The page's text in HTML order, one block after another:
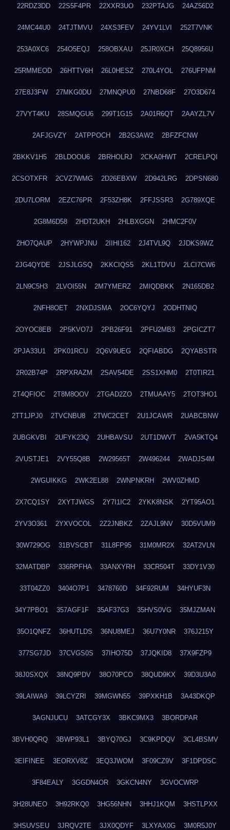
22RDZ3DD 22S5F4PR 22XXR3UO 232PTAJG 24AZ56D2
24MC44U0 24TJTMVU 24XS3FEV 24YV1LVI 252T7VNK
253A0XC6 254O5EQJ 258OBXAU 25JR0XCH 25Q8956U
25RMMEOD 26HTTV6H 26L0HESZ 270L4YOL 276UFPNM
27E8J3FW 27MKG0DU 27MNQPU0 27NBD68F 27O3D674
27VYT4KU 28SMQGU6 299T1G15 2A01R6QT 2AAYZL7V
2AFJGVZY 2ATPPOCH 2B2G3AW2 2BFZFCNW
2BKKV1H5 2BLDOOU6 2BRHOLRJ 2CKA0HWT 2CRELPQI
2CSOTXFR 2CVZ7WMG 2D26EBXW 2D942LRG 2DPSN680
2DU7LORM 2EZC76PR 2F53ZH8K 2FFJSSR3 2G789XQE
2G8M6D58 2HDT2UKH 2HLBXGGN 2HMC2F0V
2HO7QAUP 2HYWPJNU 2IIHI162 2J4TVL9Q 2JDKS9WZ
2JG4QYDE 2JSJLGSQ 2KKCIQS5 2KL1TDVU 2LCI7CW6
2LN9C5H3 2LVOI55N 2M7YMERZ 2MIQDBKK 2N165DB2
2NFH8OET 2NXDJSMA 2OC6YQYJ 2ODHTNIQ
2OYOC8EB 2P5KVO7J 2PB26F91 2PFU2MB3 2PGICZT7
2PJA33U1 2PK01RCU 2Q6V9UEG 2QFIABDG 2QYABSTR
2R02B74P 2RPXRAZM 2SAV54DE 2SS1XHM0 2T0TIR21
2T4QFIOC 2T8M8OOV 2TGAD2ZO 2TMUAAY5 2TOT3HO1
2TT1JPJ0 2TVCNBU8 2TWC2CET 2U1JCAWR 2UABCBNW
2UBGKVBI 2UFYK23Q 2UHBAVSU 2UT1DWVT 2VA5KTQ4
2VUSTJE1 2VY55Q8B 2W29565T 2W496244 2WADJS4M
2WGUIKKG 2WK2EL88 2WNPNKRH 2WV0ZHMD
2X7CQ1SY 2XYTJWGS 2Y7I1IC2 2YKK8NSK 2YT95AO1
2YV3O361 2YXVOCOL 2Z2JNBKZ 2ZAJL9NV 30D5VUM9
30W729OG 31BVSCBT 31L8FP95 31M0MR2X 32AT2VLN
32MATDBP 336RPFHA 33ANXYRH 33CR504T 33DY1V30
33T04ZZ0 3404O7P1 3478760D 34F92RUM 34HYUF3N
34Y7PBO1 357AGF1F 35AF37G3 35HVS0VG 35MJZMAN
35O1QNFZ 36HUTLDS 36NU8MEJ 36U7Y0NR 376J215Y
377SG7JD 37CVGS0S 37IHO75D 37JQKID8 37X9FZP9
38J0SXQX 38NQ9PDV 38O70PCO 38QUD9KX 39D3U3A0
39LAIWA9 39LCYZRI 39MGWN55 39PXKH1B 3A43DKQP
3AGNJUCU 3ATCGY3X 3BKC9MX3 3BORDPAR
3BVH0QRQ 3BWP93L1 3BYQ70GJ 3C9KPDQV 3CL4BSMV
3EIFINEE 3EORXV8Z 3EQ3JWOM 3F09CZ9V 3F1DPDSC
3F84EALY 3GGDN4OR 3GKCN4NY 3GVOCWRP
3H28UNEO 3H92RKQ0 3HG56NHN 3HHJ1KQM 3HSTLPXX
3HSUVSEU 3JRQV2TE 3JX0QDYF 3LXYAX0G 3M0R5J0Y